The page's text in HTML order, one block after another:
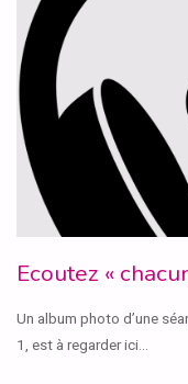
Ecoutez «
Un album photo d’une
1, est à regarder ici…